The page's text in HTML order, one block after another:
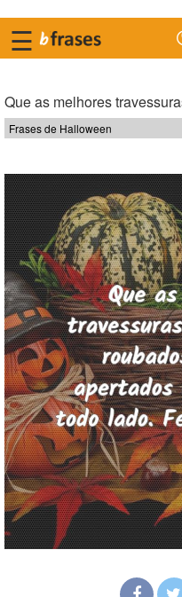
☰
Que as melhores
Frases de Halloween